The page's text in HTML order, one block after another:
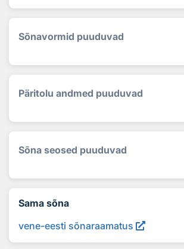
Sõnavormid puuduvad
Päritolu andmed puuduvad
Sõna seosed puuduvad
Sama sõna
vene-eesti sõnaraamatus